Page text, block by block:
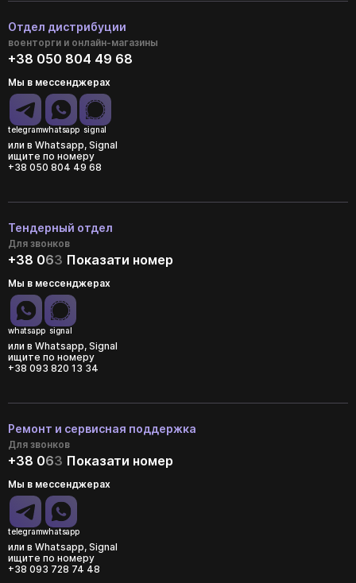
Отдел дистрибуции
военторги и онлайн-магазины
+38 050 804 49 68
Мы в мессенджерах
telegramwhatsapp signal
или в Whatsapp, Signal
ищите по номеру
+38 050 804 49 68
Тендерный отдел
Для звонков
+38 063 Показати номер
Мы в мессенджерах
whatsapp signal
или в Whatsapp, Signal
ищите по номеру
+38 093 820 13 34
Ремонт и сервисная поддержка
Для звонков
+38 063 Показати номер
Мы в мессенджерах
telegramwhatsapp
или в Whatsapp, Signal
ищите по номеру
+38 093 728 74 48